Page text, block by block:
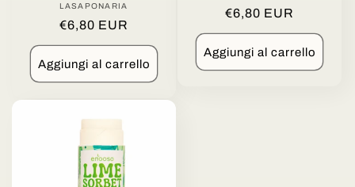
Produttore:
LASAPONARIA
Prezzo
di
listino
€6,80 EUR
Aggiungi al carrello
Prezzo
di
listino
€6,80 EUR
Aggiungi al carrello